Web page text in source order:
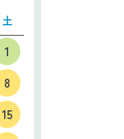
土
1
8
15